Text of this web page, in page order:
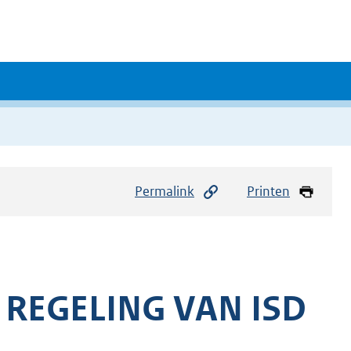
Permalink Printen
VAN ISD